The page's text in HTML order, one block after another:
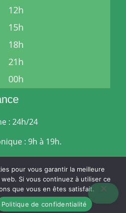
12h
15h
18h
21h
00h
: 24h/24
: 9h à 19h.
LÉGALES
CONFIDENTIALITÉ
DE VENTE
Express.fr
pour vous garantir la meilleure
Si vous continuez à utiliser ce
que vous en êtes satisfait.
Politique de confidentialité